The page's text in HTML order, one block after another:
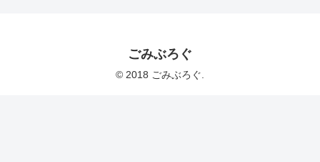
ごみぶろぐ
© 2018 ごみぶろぐ.